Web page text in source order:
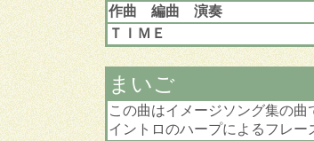
作曲 編曲 演奏
ＴＩＭＥ
まいご
この曲はイメージソング集の曲
イントロのハープによるフレー